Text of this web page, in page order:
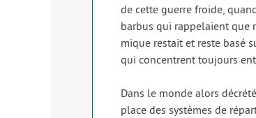
de cette guerre froide,
bar­bus qui rap­pe­laient que
mique res­tait et reste basé
qui concentrent tou­jours
Dans le monde alors
place des sys­tèmes de